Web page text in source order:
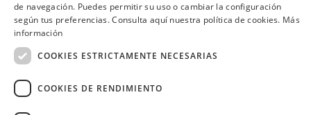
¿Necesitas ayuda? (02) 298 1300
de navegación. Puedes permitir su uso o cambiar la configuración
según tus preferencias. Consulta aquí nuestra política de cookies. Más
información
COOKIES ESTRICTAMENTE NECESARIAS
COOKIES DE RENDIMIENTO